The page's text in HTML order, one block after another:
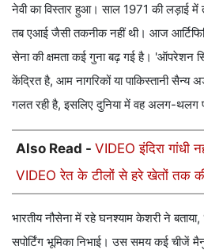
नेवी का विस्तार हुआ। साल 1971 की लड़ाई में
तब एआई जैसी तकनीक नहीं थी। आज
सेना की क्षमता कई गुना बढ़ गई है। 'ऑपरेशन
केंद्रित है, आम नागरिकों या पाकिस्तानी सैन्य
गलत रही है, इसलिए दुनिया में वह अलग-थलग
Also Read - VIDEO इंदिरा गांधी
VIDEO रेत के टीलों से हरे खेतों तक की
भारतीय नौसेना में रहे घनश्याम केशरी ने
सपोर्टिंग भूमिका निभाई। उस समय कई